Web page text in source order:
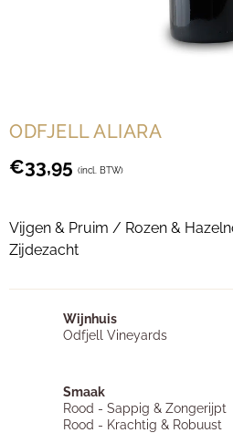
ODFJELL ALIARA
€33,95 (incl. BTW)
Vijgen & Pruim / Rozen &
Zijdezacht
Wijnhuis
Odfjell Vineyards
Smaak
Rood - Sappig & Zongerijpt
Rood - Krachtig & Robuust